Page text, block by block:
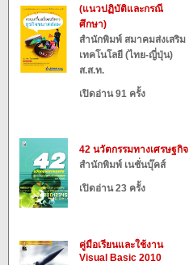
(แนวปฏิบัติและกรณี
ศึกษา)
สำนักพิมพ์ สมาคมส่งเสริม
เทคโนโลยี (ไทย-ญี่ปุ่น)
ส.ส.ท.
เปิดอ่าน 91 ครั้ง
42 นวัตกรรมทางเศรษฐกิจ
สำนักพิมพ์ เนชั่นบุ๊คส์
เปิดอ่าน 23 ครั้ง
คู่มือเรียนและใช้งาน
Visual Basic 2010